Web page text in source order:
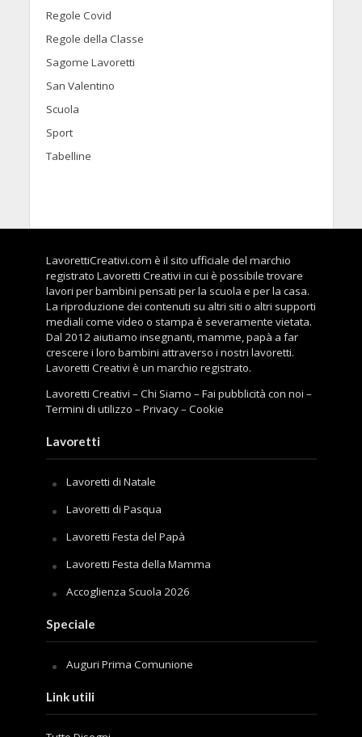
Regole Covid
Regole della Classe
Sagome Lavoretti
San Valentino
Scuola
Sport
Tabelline
LavorettiCreativi.com è il sito ufficiale del marchio
registrato Lavoretti Creativi in cui è possibile trovare
lavori per bambini pensati per la scuola e per la casa.
La riproduzione dei contenuti su altri siti o altri supporti
mediali come video o stampa è severamente vietata.
Dal 2012 aiutiamo insegnanti, mamme, papà a far
crescere i loro bambini attraverso i nostri lavoretti.
Lavoretti Creativi è un marchio registrato.
Lavoretti Creativi –Chi Siamo –Fai pubblicità con noi –
Termini di utilizzo –Privacy–Cookie
Lavoretti
Lavoretti di Natale
Lavoretti di Pasqua
Lavoretti Festa del Papà
Lavoretti Festa della Mamma
Accoglienza Scuola 2026
Speciale
Auguri Prima Comunione
Link utili